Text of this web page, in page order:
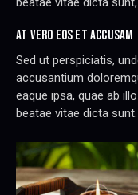
AT VERO EOS ET ACCUSAM
Sed ut perspiciatis,
accusantium
eaque ipsa, quae ab
beatae vitae dicta sunt.